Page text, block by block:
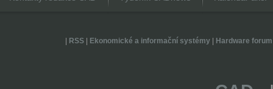
RSS| Ekonomické a informační systémy| Hardware forum